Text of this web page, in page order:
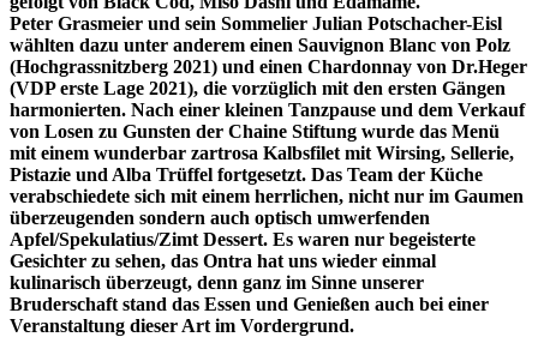
Peter Grasmeier und sein Sommelier Julian Potschacher-Eisl
wählten dazu unter anderem einen Sauvignon Blanc von Polz
(Hochgrassnitzberg 2021) und einen Chardonnay von Dr.Heger
(VDP erste Lage 2021), die vorzüglich mit den ersten Gängen
harmonierten. Nach einer kleinen Tanzpause und dem Verkauf
von Losen zu Gunsten der Chaine Stiftung wurde das Menü
mit einem wunderbar zartrosa Kalbsfilet mit Wirsing, Sellerie,
Pistazie und Alba Trüffel fortgesetzt. Das Team der Küche
verabschiedete sich mit einem herrlichen, nicht nur im Gaumen
überzeugenden sondern auch optisch umwerfenden
Apfel/Spekulatius/Zimt Dessert. Es waren nur begeisterte
Gesichter zu sehen, das Ontra hat uns wieder einmal
kulinarisch überzeugt, denn ganz im Sinne unserer
Bruderschaft stand das Essen und Genießen auch bei einer
Veranstaltung dieser Art im Vordergrund.